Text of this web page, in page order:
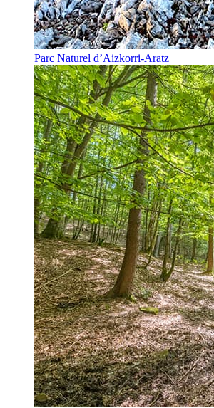
Parc Naturel d’Aizkorri-Aratz